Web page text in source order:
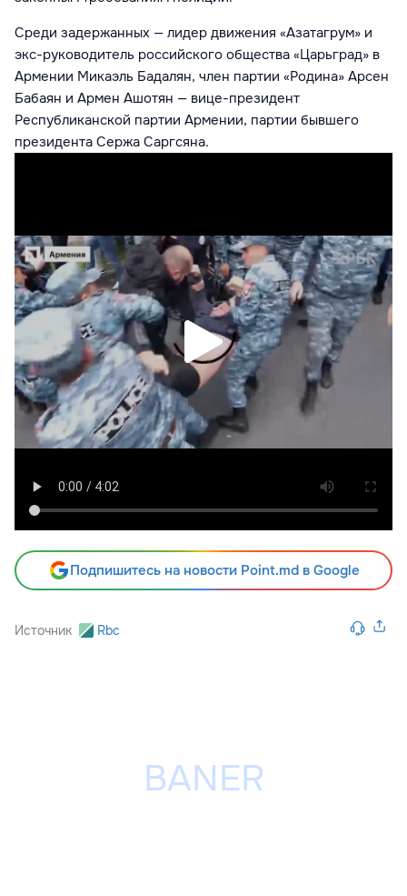
Среди задержанных — лидер движения «Азатагрум» и
экс-руководитель российского общества «Царьград» в
Армении Микаэль Бадалян, член партии «Родина» Арсен
Бабаян и Армен Ашотян — вице-президент
Республиканской партии Армении, партии бывшего
президента Сержа Саргсяна.
Подпишитесь на новости Point.md в Google
Источник Rbc